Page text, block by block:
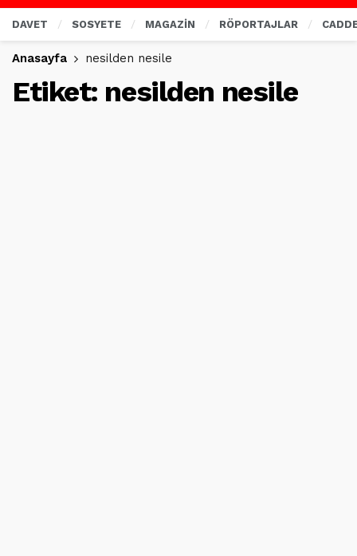
DAVET SOSYETE MAGAZİN RÖPORTAJLAR
Anasayfa nesilden nesile
Etiket: nesilden nesile